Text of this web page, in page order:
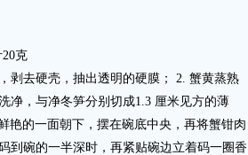
克
剥去硬壳，抽出透明的硬膜； 2. 蟹黄蒸熟
净，与净冬笋分别切成1.3 厘米见方的薄
艳的一面朝下，摆在碗底中央，再将蟹钳肉
到碗的一半深时，再紧贴碗边立着码一圈香